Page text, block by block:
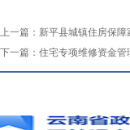
上一篇： 新平县城镇住房保
下一篇： 住宅专项维修资金管